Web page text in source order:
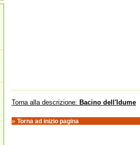
Torna alla descrizione: Bacino dell'Idume
» Torna ad inizio pagina